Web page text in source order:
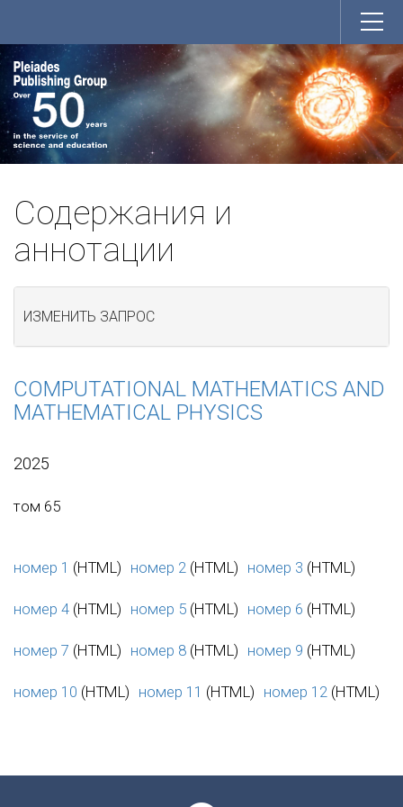
Содержания и
аннотации
ИЗМЕНИТЬ ЗАПРОС
COMPUTATIONAL MATHEMATICS AND
MATHEMATICAL PHYSICS
2025
том 65
номер 1 (HTML) номер 2 (HTML) номер 3 (HTML)
номер 4 (HTML) номер 5 (HTML) номер 6 (HTML)
номер 7 (HTML) номер 8 (HTML) номер 9 (HTML)
номер 10 (HTML) номер 11 (HTML) номер 12 (HTML)